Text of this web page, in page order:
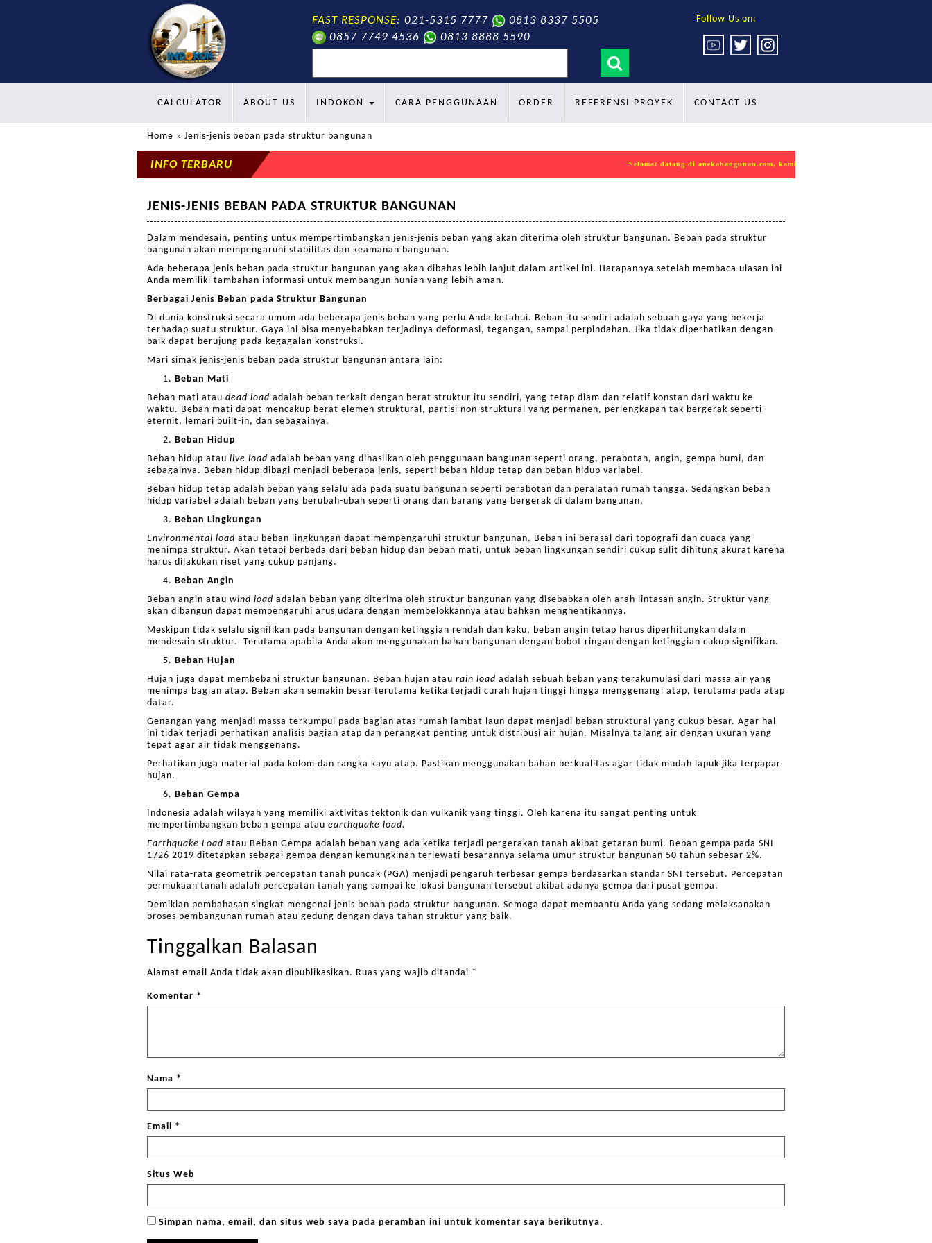
FAST RESPONSE: 021-5315 7777
0813 8337 5505
0857 7749 4536
0813 8888 5590
Follow Us on:
CALCULATOR ABOUT US INDOKON CARA PENGGUNAAN ORDER REFERENSI PROYEK CONTACT US
Home » Jenis-jenis beban pada struktur bangunan
INFO TERBARU Selamat datang di anekabangunan.com, kami mempersembahkan produk
JENIS-JENIS BEBAN PADA STRUKTUR BANGUNAN
Dalam mendesain, penting untuk mempertimbangkan jenis-jenis beban yang akan diterima oleh struktur bangunan. Beban pada struktur
bangunan akan mempengaruhi stabilitas dan keamanan bangunan.
Ada beberapa jenis beban pada struktur bangunan yang akan dibahas lebih lanjut dalam artikel ini. Harapannya setelah membaca ulasan ini
Anda memiliki tambahan informasi untuk membangun hunian yang lebih aman.
Berbagai Jenis Beban pada Struktur Bangunan
Di dunia konstruksi secara umum ada beberapa jenis beban yang perlu Anda ketahui. Beban itu sendiri adalah sebuah gaya yang bekerja
terhadap suatu struktur. Gaya ini bisa menyebabkan terjadinya deformasi, tegangan, sampai perpindahan. Jika tidak diperhatikan dengan
baik dapat berujung pada kegagalan konstruksi.
Mari simak jenis-jenis beban pada struktur bangunan antara lain:
Beban Mati
Beban mati atau dead load adalah beban terkait dengan berat struktur itu sendiri, yang tetap diam dan relatif konstan dari waktu ke
waktu. Beban mati dapat mencakup berat elemen struktural, partisi non-struktural yang permanen, perlengkapan tak bergerak seperti
eternit, lemari built-in, dan sebagainya.
Beban Hidup
Beban hidup atau live load adalah beban yang dihasilkan oleh penggunaan bangunan seperti orang, perabotan, angin, gempa bumi, dan
sebagainya. Beban hidup dibagi menjadi beberapa jenis, seperti beban hidup tetap dan beban hidup variabel.
Beban hidup tetap adalah beban yang selalu ada pada suatu bangunan seperti perabotan dan peralatan rumah tangga. Sedangkan beban
hidup variabel adalah beban yang berubah-ubah seperti orang dan barang yang bergerak di dalam bangunan.
Beban Lingkungan
Environmental load atau beban lingkungan dapat mempengaruhi struktur bangunan. Beban ini berasal dari topografi dan cuaca yang
menimpa struktur. Akan tetapi berbeda dari beban hidup dan beban mati, untuk beban lingkungan sendiri cukup sulit dihitung akurat karena
harus dilakukan riset yang cukup panjang.
Beban Angin
Beban angin atau wind load adalah beban yang diterima oleh struktur bangunan yang disebabkan oleh arah lintasan angin. Struktur yang
akan dibangun dapat mempengaruhi arus udara dengan membelokkannya atau bahkan menghentikannya.
Meskipun tidak selalu signifikan pada bangunan dengan ketinggian rendah dan kaku, beban angin tetap harus diperhitungkan dalam
mendesain struktur. Terutama apabila Anda akan menggunakan bahan bangunan dengan bobot ringan dengan ketinggian cukup signifikan.
Beban Hujan
Hujan juga dapat membebani struktur bangunan. Beban hujan atau rain load adalah sebuah beban yang terakumulasi dari massa air yang
menimpa bagian atap. Beban akan semakin besar terutama ketika terjadi curah hujan tinggi hingga menggenangi atap, terutama pada atap
datar.
Genangan yang menjadi massa terkumpul pada bagian atas rumah lambat laun dapat menjadi beban struktural yang cukup besar. Agar hal
ini tidak terjadi perhatikan analisis bagian atap dan perangkat penting untuk distribusi air hujan. Misalnya talang air dengan ukuran yang
tepat agar air tidak menggenang.
Perhatikan juga material pada kolom dan rangka kayu atap. Pastikan menggunakan bahan berkualitas agar tidak mudah lapuk jika terpapar
hujan.
Beban Gempa
Indonesia adalah wilayah yang memiliki aktivitas tektonik dan vulkanik yang tinggi. Oleh karena itu sangat penting untuk
mempertimbangkan beban gempa atau earthquake load.
Earthquake Load atau Beban Gempa adalah beban yang ada ketika terjadi pergerakan tanah akibat getaran bumi. Beban gempa pada SNI
1726 2019 ditetapkan sebagai gempa dengan kemungkinan terlewati besarannya selama umur struktur bangunan 50 tahun sebesar 2%.
Nilai rata-rata geometrik percepatan tanah puncak (PGA) menjadi pengaruh terbesar gempa berdasarkan standar SNI tersebut. Percepatan
permukaan tanah adalah percepatan tanah yang sampai ke lokasi bangunan tersebut akibat adanya gempa dari pusat gempa.
Demikian pembahasan singkat mengenai jenis beban pada struktur bangunan. Semoga dapat membantu Anda yang sedang melaksanakan
proses pembangunan rumah atau gedung dengan daya tahan struktur yang baik.
Tinggalkan Balasan
Alamat email Anda tidak akan dipublikasikan. Ruas yang wajib ditandai *
Komentar *
Nama *
Email *
Situs Web
Simpan nama, email, dan situs web saya pada peramban ini untuk komentar saya berikutnya.